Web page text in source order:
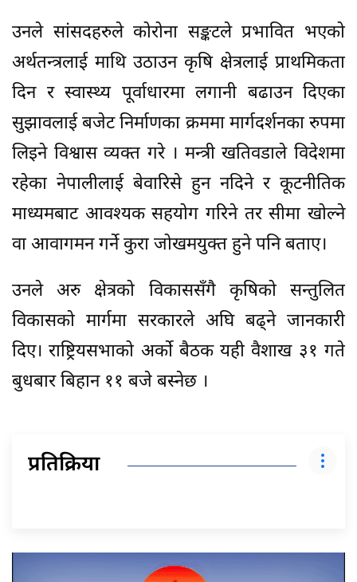
उनले सांसदहरुले कोरोना सङ्कटले प्रभावित भएको
अर्थतन्त्रलाई माथि उठाउन कृषि क्षेत्रलाई प्राथमिकता
दिन र स्वास्थ्य पूर्वाधारमा लगानी बढाउन दिएका
सुझावलाई बजेट निर्माणका क्रममा मार्गदर्शनका रुपमा
लिइने विश्वास व्यक्त गरे । मन्त्री खतिवडाले विदेशमा
रहेका नेपालीलाई बेवारिसे हुन नदिने र कूटनीतिक
माध्यमबाट आवश्यक सहयोग गरिने तर सीमा खोल्ने
वा आवागमन गर्ने कुरा जोखमयुक्त हुने पनि बताए।
उनले अरु क्षेत्रको विकाससँगै कृषिको सन्तुलित
विकासको मार्गमा सरकारले अघि बढ्ने जानकारी
दिए। राष्ट्रियसभाको अर्को बैठक यही वैशाख ३१ गते
बुधबार बिहान ११ बजे बस्नेछ ।
प्रतिक्रिया